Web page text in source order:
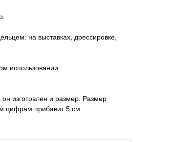
на выставках, дрессировке,
использовании.
изготовлен и размер. Размер
цифрам прибавит 5 см.